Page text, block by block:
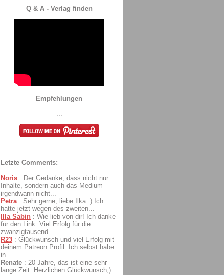
Q & A - Verlag finden
Empfehlungen
Letzte Comments:
Noris : Der Gedanke, dass nicht nur
Inhalte, sondern auch das Medium
irgendwann nicht...
Petra : Sehr gerne, liebe Ilka :) Ich
hatte jetzt wegen des zweiten...
Illa Sabin : Wie lieb von dir! Ich danke
für den Link. Viel Erfolg für die
zwanzigtausend...
R23 : Glückwunsch und viel Erfolg mit
deinem Patreon Profil. Ich selbst habe
in...
Renate : 20 Jahre, das ist eine sehr
lange Zeit. Herzlichen Glückwunsch;)